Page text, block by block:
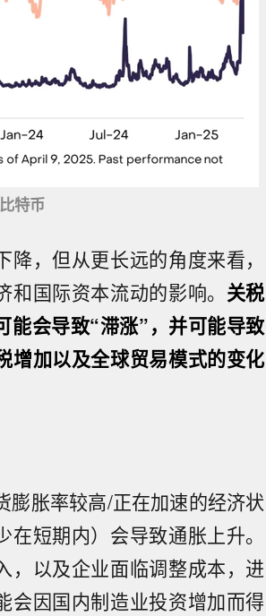
特币
，但从更长远的角度来看，
国际资本流动的影响。 关税
能会导致“滞涨”，并可能导致
增加以及全球贸易模式的变化
膨胀率较高/正在加速的经济状
短期内）会导致通胀上升。
，以及企业面临调整成本，进
会因国内制造业投资增加而得